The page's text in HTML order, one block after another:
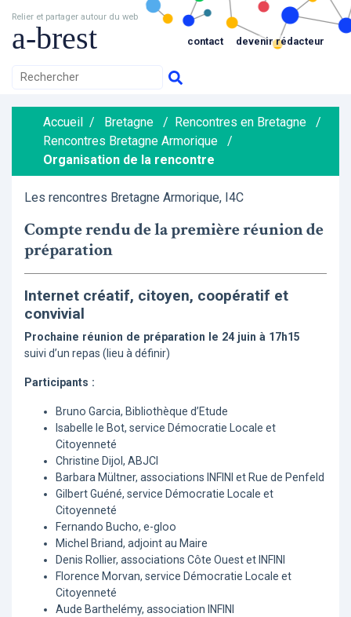
Relier et partager autour du web
a-brest contact devenir rédacteur
Accueil / Bretagne / Rencontres en Bretagne
/
Rencontres Bretagne Armorique
/
Organisation de la rencontre
Les rencontres Bretagne Armorique, I4C
Compte rendu de la première réunion de
préparation
Internet créatif, citoyen, coopératif et
convivial
Prochaine réunion de préparation le 24 juin à 17h15
suivi d’un repas (lieu à définir)
Participants :
Bruno Garcia, Bibliothèque d’Etude
Isabelle le Bot, service Démocratie Locale et
Citoyenneté
Christine Dijol, ABJCI
Barbara Mültner, associations INFINI et Rue de Penfeld
Gilbert Guéné, service Démocratie Locale et
Citoyenneté
Fernando Bucho, e-gloo
Michel Briand, adjoint au Maire
Denis Rollier, associations Côte Ouest et INFINI
Florence Morvan, service Démocratie Locale et
Citoyenneté
Aude Barthelémy, association INFINI